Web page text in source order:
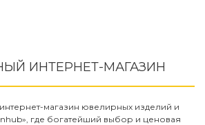
ИНТЕРНЕТ-МАГАЗИН
интернет-магазин ювелирных изделий и
где богатейший выбор и ценовая